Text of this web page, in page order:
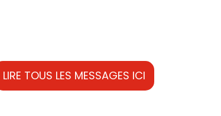
LIRE TOUS LES MESSAGES ICI